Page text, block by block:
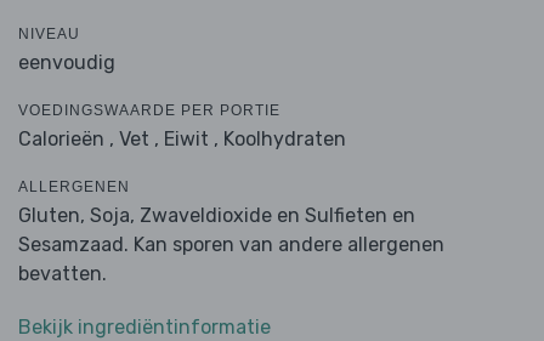
NIVEAU
eenvoudig
VOEDINGSWAARDE PER PORTIE
Calorieën , Vet , Eiwit , Koolhydraten
ALLERGENEN
Gluten, Soja, Zwaveldioxide en Sulfieten en
Sesamzaad. Kan sporen van andere allergenen
bevatten.
Bekijk ingrediëntinformatie